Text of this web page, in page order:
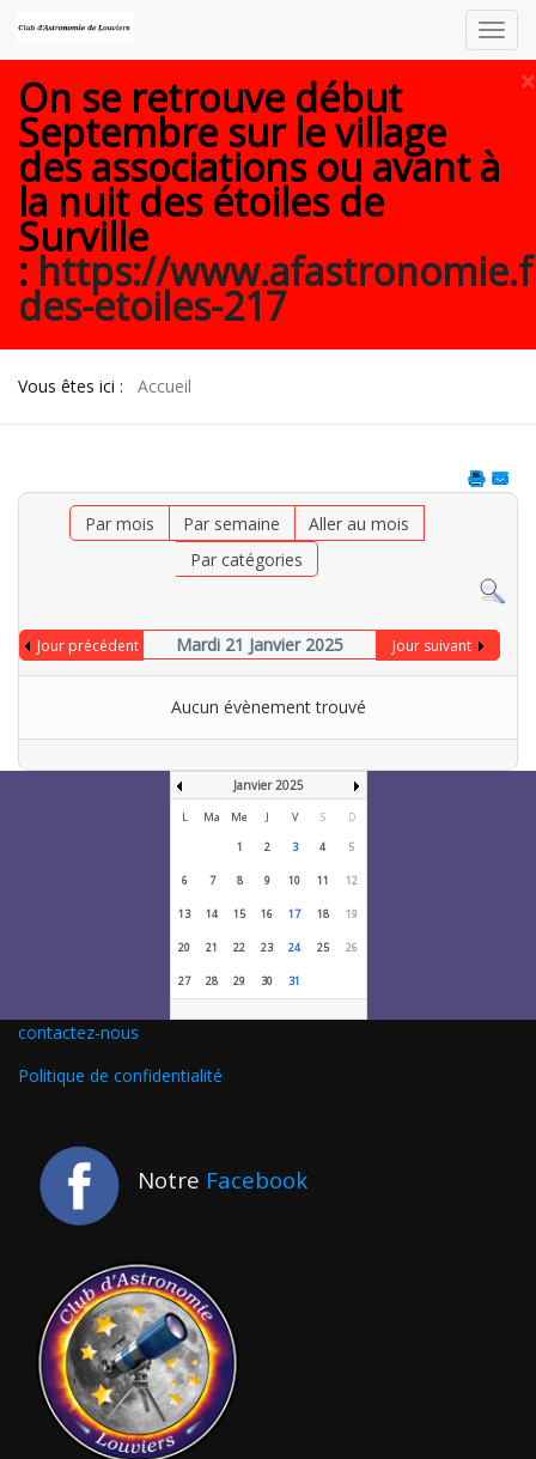
×
On se retrouve début
Septembre sur le village
des associations ou avant à
la nuit des étoiles de
Surville
: https://
des-etoiles-217
Vous êtes ici : Accueil
Par mois Par semaine
Aller au mois
Par catégories
Jour précédent Mardi 21 Janvier 2025 Jour suivant
Aucun évènement trouvé
Janvier 2025
L Ma Me J V S
D
1
2 3 4 5
6 7 8 9 10 11 12
13 14 15 16 17 18 19
20 21 22 23 24 25 26
27 28 29 30 31
contactez-nous
Politique de confidentialité
Notre Facebook